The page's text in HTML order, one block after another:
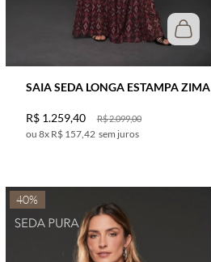
SAIA SEDA LONGA ESTAMPA ZIMA
R$2.099,00
R$ 1.259,40
8x R$ 157,42 sem juros
40%